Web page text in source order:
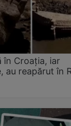
în Croația, iar
au reapărut în